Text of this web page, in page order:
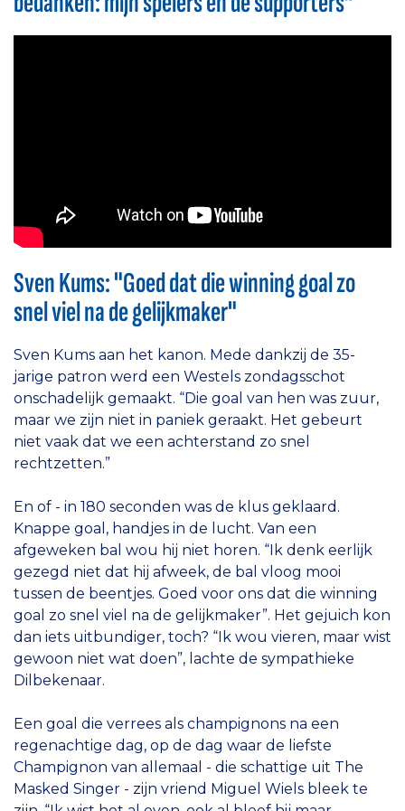
Sven Kums: "Goed dat die winning goal zo
snel viel na de gelijkmaker"
Sven Kums aan het kanon. Mede dankzij de 35-
jarige patron werd een Westels zondagsschot
onschadelijk gemaakt. “Die goal van hen was zuur,
maar we zijn niet in paniek geraakt. Het gebeurt
niet vaak dat we een achterstand zo snel
rechtzetten.”
En of - in 180 seconden was de klus geklaard.
Knappe goal, handjes in de lucht. Van een
afgeweken bal wou hij niet horen. “Ik denk eerlijk
gezegd niet dat hij afweek, de bal vloog mooi
tussen de beentjes. Goed voor ons dat die winning
goal zo snel viel na de gelijkmaker”. Het gejuich kon
dan iets uitbundiger, toch? “Ik wou vieren, maar wist
gewoon niet wat doen”, lachte de sympathieke
Dilbekenaar.
Een goal die verrees als champignons na een
regenachtige dag, op de dag waar de liefste
Champignon van allemaal - die schattige uit The
Masked Singer - zijn vriend Miguel Wiels bleek te